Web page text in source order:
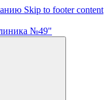
Skip to footer content
№49"